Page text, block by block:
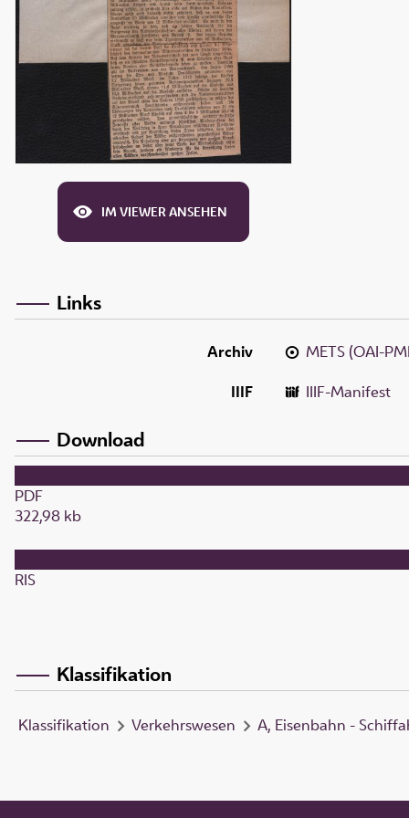
IM VIEWER ANSEHEN
Links
Archiv
METS (OAI-
IIIF
IIIF-Manifest
Download
PDF
322,98 kb
RIS
Klassifikation
Klassifikation Verkehrswesen A, Eisenbahn -